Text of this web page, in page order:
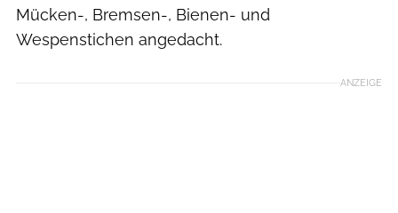
Mücken-, Bremsen-, Bienen- und
Wespenstichen angedacht.
ANZEIGE